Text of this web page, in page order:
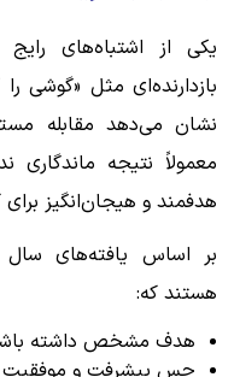
یکی از اشتباه‌های
بازدارنده‌ای مثل «گوشی
نشان می‌دهد مقابله
معمولاً نتیجه ماندگاری
هدفمند و هیجان‌انگیز
هستند که:
هدف مشخص داشته